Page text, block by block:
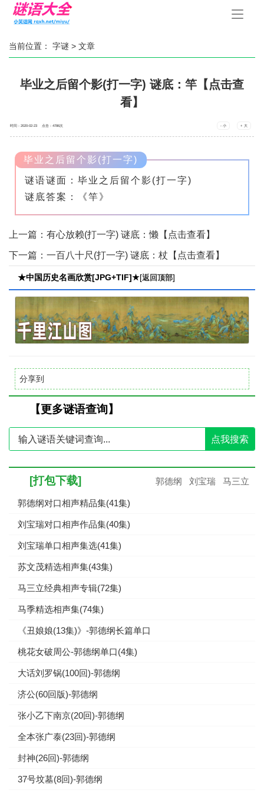
手
当前位置： 字谜 > 文章
毕业之后留个影(打一字) 谜底：竿【点击查
看】
时间：2020-02-23 点击：4786次 - 小 + 大
毕业之后留个影(打一字)
谜语谜面：毕业之后留个影(打一字)
谜底答案：《竿》
上一篇： 有心放赖(打一字) 谜底：懒【点击查看】
下一篇： 一百八十尺(打一字) 谜底：杖【点击查看】
★中国历史名画欣赏[JPG+TIF]★[返回顶部]
分享到
【更多谜语查询】
点我搜索
[打包下载] 郭德纲 刘宝瑞 马三立
郭德纲对口相声精品集(41集)
刘宝瑞对口相声作品集(40集)
刘宝瑞单口相声集选(41集)
苏文茂精选相声集(43集)
马三立经典相声专辑(72集)
马季精选相声集(74集)
《丑娘娘(13集)》-郭德纲长篇单口
桃花女破周公-郭德纲单口(4集)
大话刘罗锅(100回)-郭德纲
济公(60回版)-郭德纲
张小乙下南京(20回)-郭德纲
全本张广泰(23回)-郭德纲
封神(26回)-郭德纲
37号坟墓(8回)-郭德纲